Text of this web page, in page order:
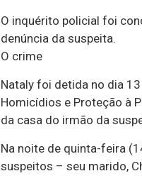
O inquérito policial foi
denúncia da suspeita.
O crime
Nataly foi detida no dia
Homicídios e Proteção à
da casa do irmão da
Na noite de quinta-feira
suspeitos – seu marido,